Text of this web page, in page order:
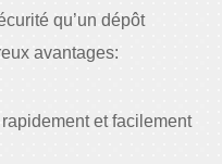
qu’un dépôt
avantages:
et facilement